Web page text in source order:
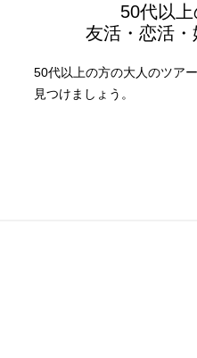
50代以
友活・恋活
50代以上の方の大人のツア
見つけましょう。